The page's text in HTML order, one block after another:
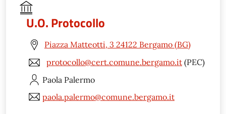
U.O. Protocollo
Piazza Matteotti, 3 24122 Bergamo (BG)
protocollo@cert.comune.bergamo.it (PEC)
Paola Palermo
paola.palermo@comune.bergamo.it